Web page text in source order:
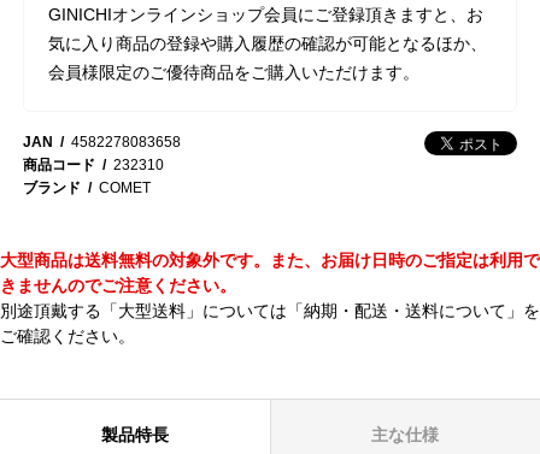
GINICHIオンラインショップ会員にご登録頂きますと、お
気に入り商品の登録や購入履歴の確認が可能となるほか、
会員様限定のご優待商品をご購入いただけます。
JAN
4582278083658
商品コード
232310
ブランド
COMET
大型商品は送料無料の対象外です。また、お届け日時のご指定は利用で
きませんのでご注意ください。
別途頂戴する「大型送料」については 「納期・配送・送料について」 を
ご確認ください。
製品特長 主な仕様